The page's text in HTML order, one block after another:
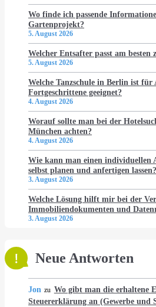
Wo finde ich passende
Gartenprojekt?
5. August 2026
Welcher Entsafter passt am besten
5. August 2026
Welche Tanzschule in Berlin ist für
Fortgeschrittene geeignet?
4. August 2026
Worauf sollte man bei der
München achten?
4. August 2026
Wie kann man einen
selbst planen und anfertigen lassen?
3. August 2026
Welche Lösung hilft mir bei der
Immobiliendokumenten und
3. August 2026
Neue Antworten
Jon zu Wo gibt man die erhaltene
Steuererklärung an (Gewerbe und